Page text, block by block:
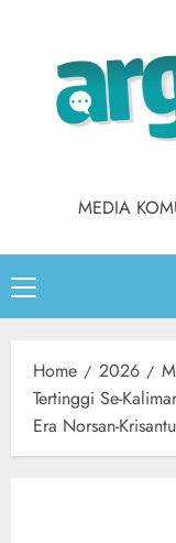
MEDIA
Home 2026
Tertinggi Se-
Era Norsan-